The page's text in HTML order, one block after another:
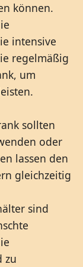
können.
intensive
regelmäßig
um
sollten
oder
lassen den
gleichzeitig
sind
zu